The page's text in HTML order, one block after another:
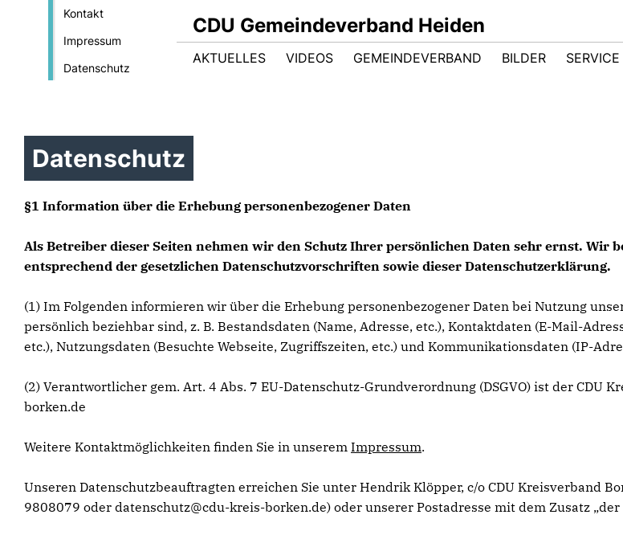
Kontakt
Impressum
Datenschutz
CDU Gemeindeverband Heiden
AKTUELLES VIDEOS GEMEINDEVERBAND BILDER SERVICE
Datenschutz
§1 Information über die Erhebung personenbezogener Daten
Als Betreiber dieser Seiten nehmen wir den Schutz Ihrer persönlichen Daten sehr ernst. Wir
entsprechend der gesetzlichen Datenschutzvorschriften sowie dieser Datenschutzerklärung.
(1) Im Folgenden informieren wir über die Erhebung personenbezogener Daten bei Nutzung
persönlich beziehbar sind, z. B. Bestandsdaten (Name, Adresse, etc.), Kontaktdaten (E-Mail-
etc.), Nutzungsdaten (Besuchte Webseite, Zugriffszeiten, etc.) und Kommunikationsdaten (IP-
(2) Verantwortlicher gem. Art. 4 Abs. 7 EU-Datenschutz-Grundverordnung (DSGVO) ist der
borken.de
Weitere Kontaktmöglichkeiten finden Sie in unserem Impressum.
Unseren Datenschutzbeauftragten erreichen Sie unter Hendrik Klöpper, c/o CDU Kreisverband
9808079 oder datenschutz@cdu-kreis-borken.de) oder unserer Postadresse mit dem Zusatz